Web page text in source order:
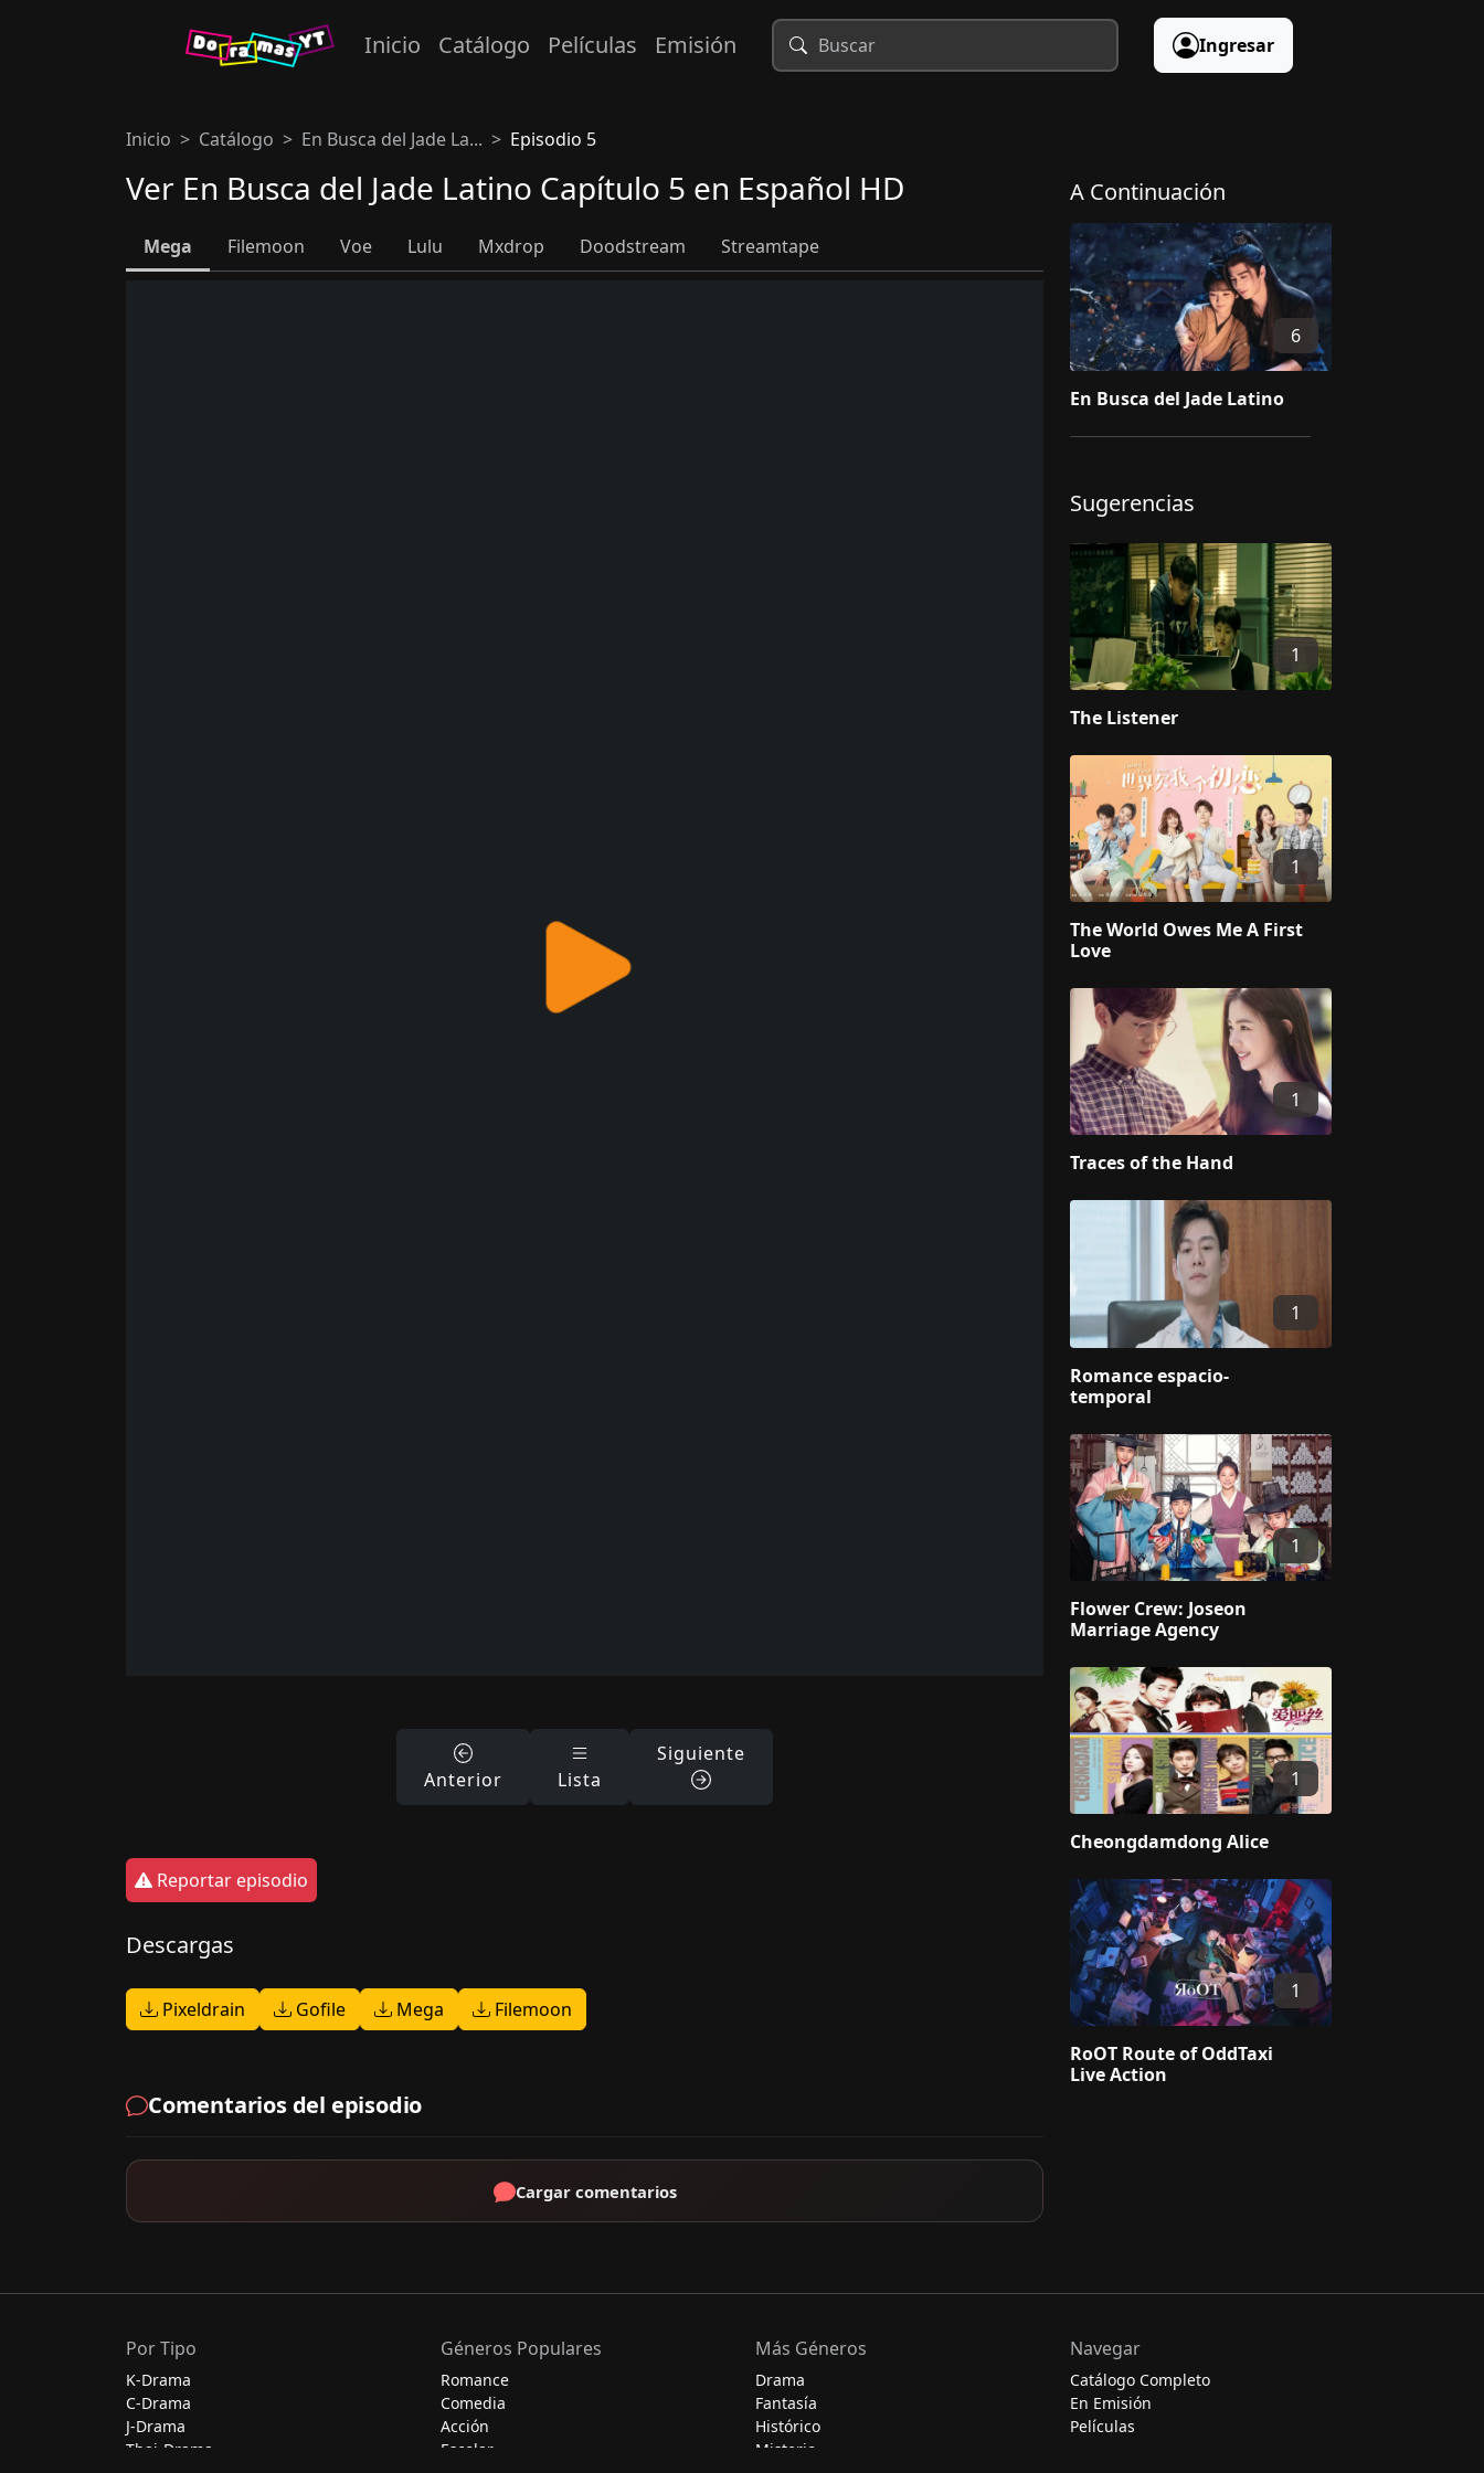
Inicio Catálogo Películas Emisión Ingresar
Inicio Catálogo En Busca del Jade La... Episodio 5
Ver En Busca del Jade Latino Capítulo 5 en Español HD
Mega Filemoon Voe Lulu Mxdrop Doodstream Streamtape
Anterior Lista
Siguiente
Reportar episodio
Descargas
Pixeldrain Gofile Mega Filemoon
Comentarios del episodio
Cargar comentarios
A Continuación
6
En Busca del Jade Latino
Sugerencias
1
The Listener
1
The World Owes Me A First
Love
1
Traces of the Hand
1
Romance espacio-
temporal
1
Flower Crew: Joseon
Marriage Agency
1
Cheongdamdong Alice
1
RoOT Route of OddTaxi
Live Action
Por Tipo
K-Drama
C-Drama
J-Drama
Thai-Drama
Géneros Populares
Romance
Comedia
Acción
Escolar
Más Géneros
Drama
Fantasía
Histórico
Misterio
Navegar
Catálogo Completo
En Emisión
Películas